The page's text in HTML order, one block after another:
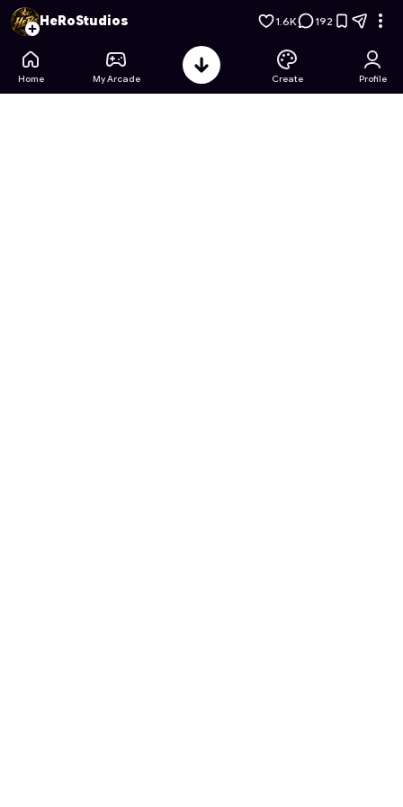
مركولوس كتاب تلوين الدعسوقة - Free Online Game on
HeRoStudios 1.6K 192
Home My Arcade Create Profile